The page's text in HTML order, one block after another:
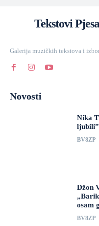
Tekstovi
Galerija muzičkih tekstova i
Novosti
Nika
BV8ZP
Džon
osam
BV8ZP